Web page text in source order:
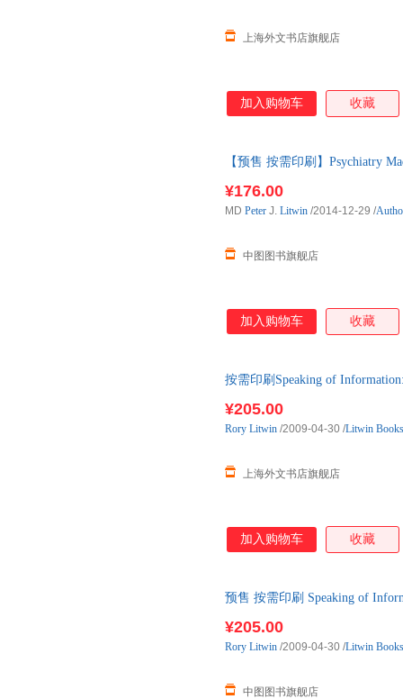
上海外文书店旗舰店
加入购物车 收藏
【预售 按需印刷】Psychiatry
¥176.00
中图图书旗舰店
MD Peter J. Litwin /2014-12-29 /
加入购物车 收藏
按需印刷Speaking of
¥205.00
上海外文书店旗舰店
Rory Litwin /2009-04-30 /Litwin
加入购物车 收藏
预售 按需印刷 Speaking of
¥205.00
中图图书旗舰店
Rory Litwin /2009-04-30 /Litwin Books